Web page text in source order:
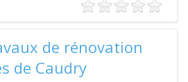
de rénovation
de Caudry